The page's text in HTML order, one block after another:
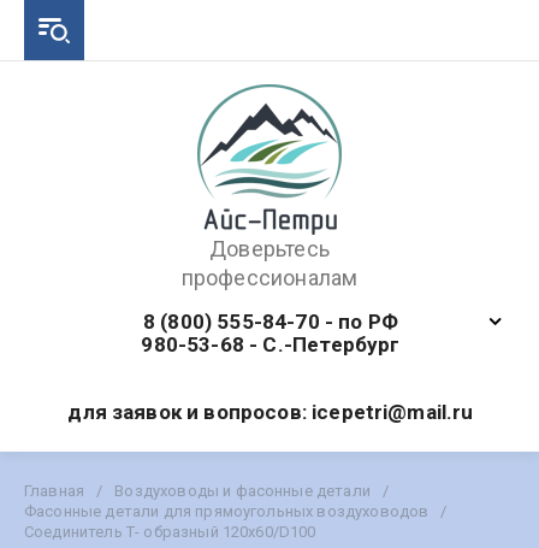
Доверьтесь
профессионалам
8 (800) 555-84-70 - по РФ
980-53-68 - С.-Петербург
для заявок и вопросов: icepetri@mail.ru
Главная / Воздуховоды и фасонные детали
/
Фасонные детали для прямоугольных воздуховодов
/
Соединитель Т- образный 120х60/D100